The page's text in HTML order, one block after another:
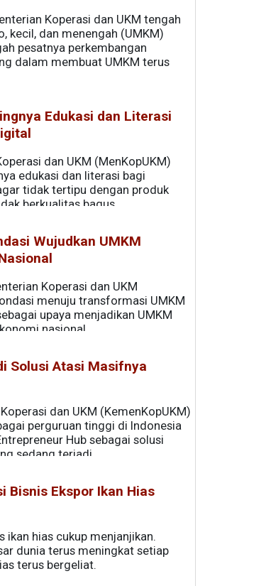
Koperasi dan UKM tengah
kecil, dan menengah (UMKM)
pesatnya perkembangan
dalam membuat UMKM terus
Edukasi dan Literasi
dan UKM (MenKopUKM)
edukasi dan literasi bagi
tidak tertipu dengan produk
berkualitas bagus.
Wujudkan UMKM
Koperasi dan UKM
menuju transformasi UMKM
upaya menjadikan UMKM
nasional.
Solusi Atasi Masifnya
dan UKM (KemenKopUKM)
perguruan tinggi di Indonesia
Hub sebagai solusi
sedang terjadi.
Bisnis Ekspor Ikan Hias
ikan hias cukup menjanjikan.
dunia terus meningkat setiap
terus bergeliat.